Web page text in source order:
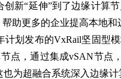
“延伸”到了边缘计算节
助更多的企业提高本地和
划发布的VxRail坚固型
点，通过集成vSAN节点
也为超融合系统深入边缘